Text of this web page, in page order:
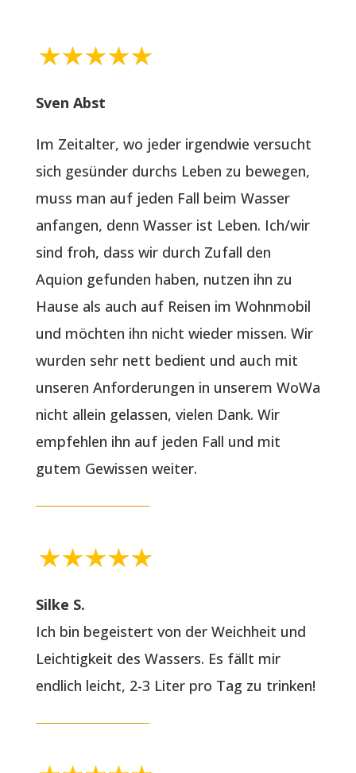
Sven Abst
Im Zeitalter, wo jeder irgendwie versucht
sich gesünder durchs Leben zu bewegen,
muss man auf jeden Fall beim Wasser
anfangen, denn Wasser ist Leben. Ich/wir
sind froh, dass wir durch Zufall den
Aquion gefunden haben, nutzen ihn zu
Hause als auch auf Reisen im Wohnmobil
und möchten ihn nicht wieder missen. Wir
wurden sehr nett bedient und auch mit
unseren Anforderungen in unserem WoWa
nicht allein gelassen, vielen Dank. Wir
empfehlen ihn auf jeden Fall und mit
gutem Gewissen weiter.
Silke S.
Ich bin begeistert von der Weichheit und
Leichtigkeit des Wassers. Es fällt mir
endlich leicht, 2-3 Liter pro Tag zu trinken!